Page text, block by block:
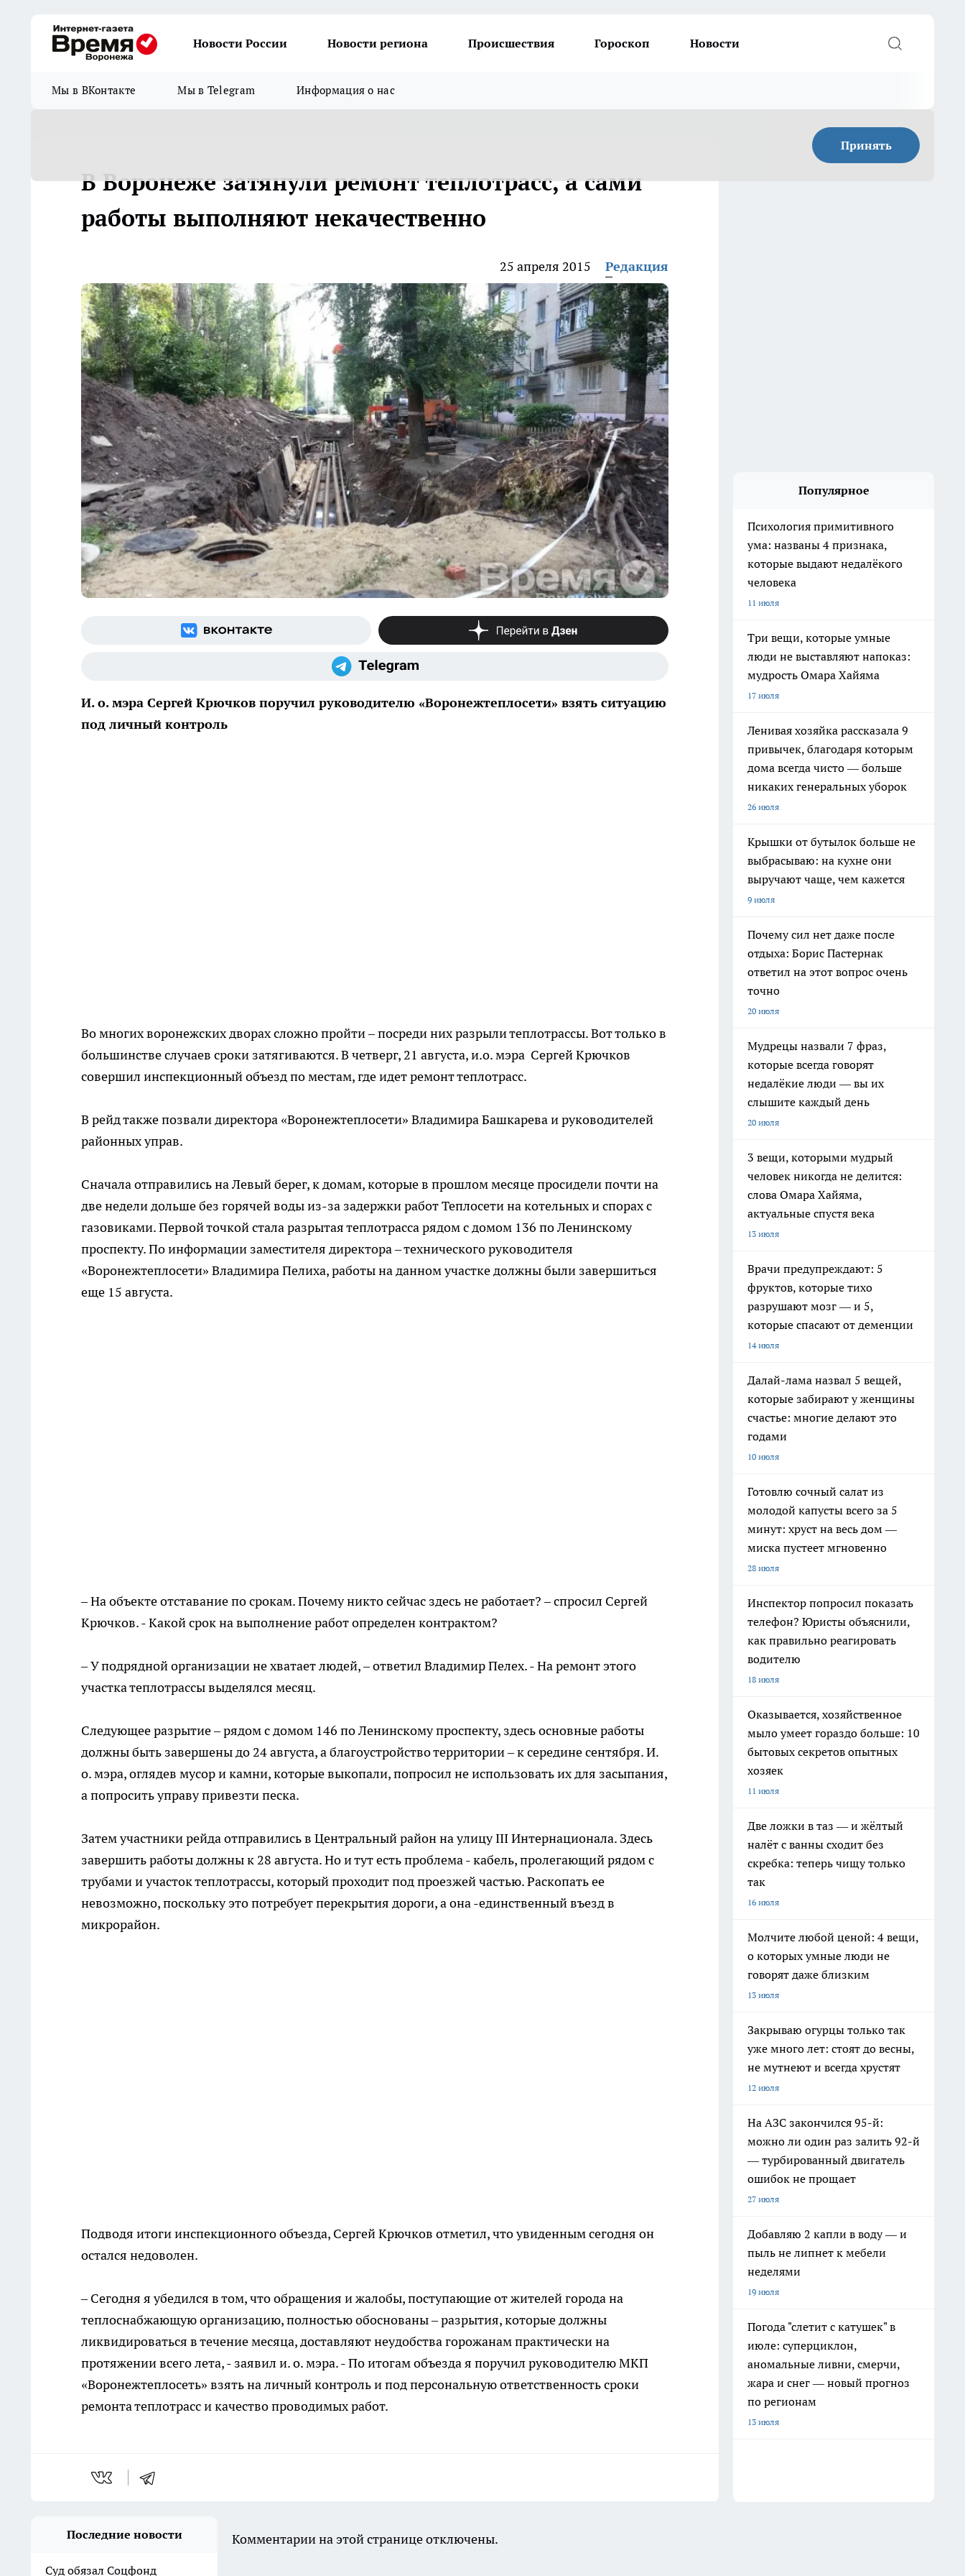
Новости России Новости региона Происшествия Гороскоп Новости
Мы в ВКонтакте Мы в Telegram Информация о нас
Принять
В Воронеже затянули ремонт теплотрасс, а сами
работы выполняют некачественно
25 апреля 2015 Редакция
И. о. мэра Сергей Крючков поручил руководителю «Воронежтеплосети» взять ситуацию
под личный контроль
Во многих воронежских дворах сложно пройти – посреди них разрыли теплотрассы. Вот только в
большинстве случаев сроки затягиваются. В четверг, 21 августа, и.о. мэра Сергей Крючков
совершил инспекционный объезд по местам, где идет ремонт теплотрасс.
В рейд также позвали директора «Воронежтеплосети» Владимира Башкарева и руководителей
районных управ.
Сначала отправились на Левый берег, к домам, которые в прошлом месяце просидели почти на
две недели дольше без горячей воды из-за задержки работ Теплосети на котельных и спорах с
газовиками. Первой точкой стала разрытая теплотрасса рядом с домом 136 по Ленинскому
проспекту. По информации заместителя директора – технического руководителя
«Воронежтеплосети» Владимира Пелиха, работы на данном участке должны были завершиться
еще 15 августа.
– На объекте отставание по срокам. Почему никто сейчас здесь не работает? – спросил Сергей
Крючков. - Какой срок на выполнение работ определен контрактом?
– У подрядной организации не хватает людей, – ответил Владимир Пелех. - На ремонт этого
участка теплотрассы выделялся месяц.
Следующее разрытие – рядом с домом 146 по Ленинскому проспекту, здесь основные работы
должны быть завершены до 24 августа, а благоустройство территории – к середине сентября. И.
о. мэра, оглядев мусор и камни, которые выкопали, попросил не использовать их для засыпания,
а попросить управу привезти песка.
Затем участники рейда отправились в Центральный район на улицу III Интернационала. Здесь
завершить работы должны к 28 августа. Но и тут есть проблема - кабель, пролегающий рядом с
трубами и участок теплотрассы, который проходит под проезжей частью. Раскопать ее
невозможно, поскольку это потребует перекрытия дороги, а она -единственный въезд в
микрорайон.
Подводя итоги инспекционного объезда, Сергей Крючков отметил, что увиденным сегодня он
остался недоволен.
– Сегодня я убедился в том, что обращения и жалобы, поступающие от жителей города на
теплоснабжающую организацию, полностью обоснованы – разрытия, которые должны
ликвидироваться в течение месяца, доставляют неудобства горожанам практически на
протяжении всего лета, - заявил и. о. мэра. - По итогам объезда я поручил руководителю МКП
«Воронежтеплосеть» взять на личный контроль и под персональную ответственность сроки
ремонта теплотрасс и качество проводимых работ.
Популярное
Психология примитивного
ума: названы 4 признака,
которые выдают недалёкого
человека
11 июля
Три вещи, которые умные
люди не выставляют напоказ:
мудрость Омара Хайяма
17 июля
Ленивая хозяйка рассказала 9
привычек, благодаря которым
дома всегда чисто — больше
никаких генеральных уборок
26 июля
Крышки от бутылок больше не
выбрасываю: на кухне они
выручают чаще, чем кажется
9 июля
Почему сил нет даже после
отдыха: Борис Пастернак
ответил на этот вопрос очень
точно
20 июля
Мудрецы назвали 7 фраз,
которые всегда говорят
недалёкие люди — вы их
слышите каждый день
20 июля
3 вещи, которыми мудрый
человек никогда не делится:
слова Омара Хайяма,
актуальные спустя века
13 июля
Врачи предупреждают: 5
фруктов, которые тихо
разрушают мозг — и 5,
которые спасают от деменции
14 июля
Далай-лама назвал 5 вещей,
которые забирают у женщины
счастье: многие делают это
годами
10 июля
Готовлю сочный салат из
молодой капусты всего за 5
минут: хруст на весь дом —
миска пустеет мгновенно
28 июля
Инспектор попросил показать
телефон? Юристы объяснили,
как правильно реагировать
водителю
18 июля
Оказывается, хозяйственное
мыло умеет гораздо больше: 10
бытовых секретов опытных
хозяек
11 июля
Две ложки в таз — и жёлтый
налёт с ванны сходит без
скребка: теперь чищу только
так
16 июля
Молчите любой ценой: 4 вещи,
о которых умные люди не
говорят даже близким
13 июля
Закрываю огурцы только так
уже много лет: стоят до весны,
не мутнеют и всегда хрустят
12 июля
На АЗС закончился 95-й:
можно ли один раз залить 92-й
— турбированный двигатель
ошибок не прощает
27 июля
Добавляю 2 капли в воду — и
пыль не липнет к мебели
неделями
19 июля
Погода "слетит с катушек" в
июле: суперциклон,
аномальные ливни, смерчи,
жара и снег — новый прогноз
по регионам
13 июля
Последние новости
Суд обязал Соцфонд
Комментарии на этой странице отключены.